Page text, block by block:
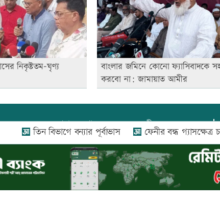
নিকৃষ্টতম-ঘৃণ্য
বাংলার জমিনে কোনো ফ্যাসিবাদকে
করবো না: জামায়াত আমীর
প্রধান সম্পাদক:আফজাল বারী
প্রোমিতা আফরিন কর্তৃক সম্পাদিত ও প্রকাশিত
সি-৫০১, ৬ষ্ঠতলা, আল রাজী কমপ্লেক্স, ১৬৬-১৬৭
শহীদ সৈয়দ নজরুল ইসলাম সরণি, পুরানা পল্টন, ঢাকা-১০০০
তিন বিভাগে বন্যার পূর্বাভাস ফেনীর বন্ধ গ্যাসক্ষেত্র